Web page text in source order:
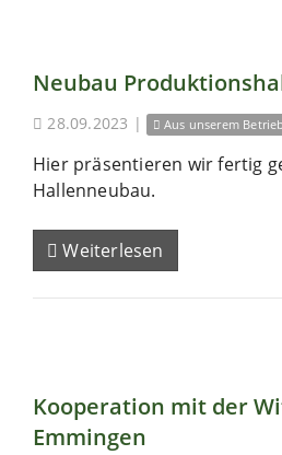
Neubau
28.09.2023 | Aus unserem Betrieb
Hier präsentieren wir fertig
Hallenneubau.
Weiterlesen
Kooperation mit der
Emmingen